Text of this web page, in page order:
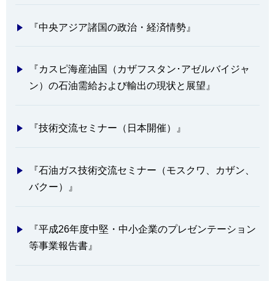
『中央アジア諸国の政治・経済情勢』
『カスピ海産油国（カザフスタン･アゼルバイジャ
ン）の石油需給および輸出の現状と展望』
『技術交流セミナー（日本開催）』
『石油ガス技術交流セミナー（モスクワ、カザン、
バクー）』
『平成26年度中堅・中小企業のプレゼンテーション
等事業報告書』